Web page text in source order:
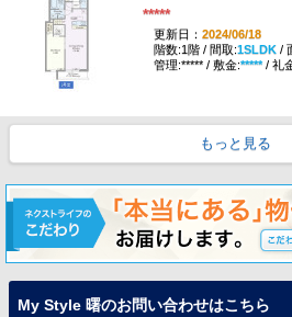
*****
更新日： 2024/06/18
階数:1階 / 間取:1SLDK/
管理:***** / 敷金:*****/ 礼
もっと見る
My Style 曙のお問い合わせはこちら